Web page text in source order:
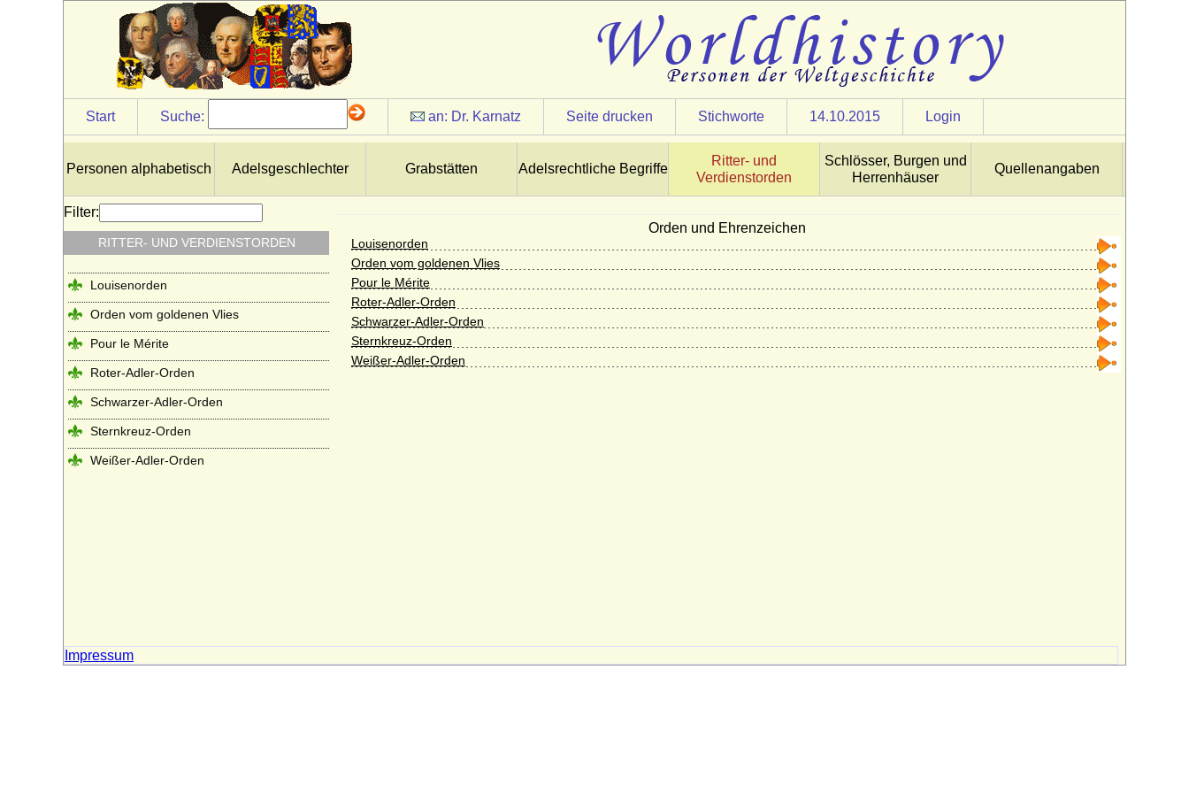
Start Suche: an: Dr. Karnatz Seite drucken Stichworte 14.10.2015 Login
Personen alphabetisch Adelsgeschlechter Grabstätten Adelsrechtliche Begriffe
Ritter- und
Verdienstorden
Schlösser, Burgen und
Herrenhäuser
Quellenangaben
Orden und Ehrenzeichen
Louisenorden
Orden vom goldenen Vlies
Pour le Mérite
Roter-Adler-Orden
Schwarzer-Adler-Orden
Sternkreuz-Orden
Weißer-Adler-Orden
Filter:
RITTER- UND VERDIENSTORDEN
Louisenorden
Orden vom goldenen Vlies
Pour le Mérite
Roter-Adler-Orden
Schwarzer-Adler-Orden
Sternkreuz-Orden
Weißer-Adler-Orden
Impressum